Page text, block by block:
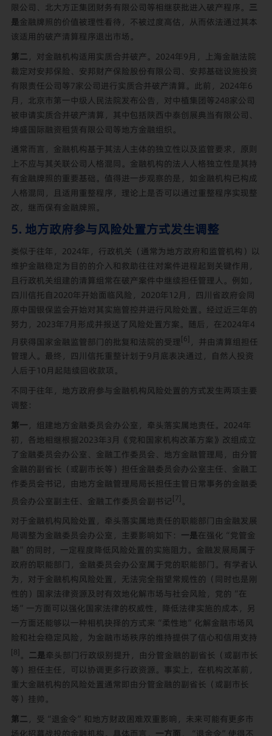
限公司、北大方正集团财务有限公司等相继获批进入破产程序。 三
是金融牌照的价值被理性看待，不被过度高估，从而依法通过其本
该适用的破产清算程序退出市场。
第二 ，对金融机构适用实质合并破产。2024年9月，上海金融法院
裁定对安邦保险、安邦财产保险股份有限公司、安邦基础设施投资
有限责任公司等7家公司进行实质合并破产清算。此前，2024年6
月，北京市第一中级人民法院发布公告，对中植集团等248家公司
被申请实质合并破产清算， 其中包括陕西中泰创展典当有限公司、
坤盛国际融资租赁有限公司等地方金融组织。
通常而言，金融机构基于其法人主体的独立性以及监管要求，原则
上不应与其关联公司人格混同。金融机构的法人人格独立性是其持
有金融牌照的重要基础。值得进一步观察的是，如金融机构已构成
人格混同，且适用重整程序，理论上是否可以通过重整程序实现整
改，继而保有金融牌照。
5. 地方政府参与风险处置方式发生调整
类似于往年，2024年，行政机关（通常为地方政府和监管机构）以
维护金融稳定为目的的介入和救助往往对案件进程起到关键作用，
且行政机关组建的清算组常在破产案件中继续担任管理人。例如，
四川信托自2020年开始面临风险，2020年12月，四川省政府会同
原中国银保监会开始对其实施管控并进行风险处置。经过近三年的
努力，2023年7月形成并报送了风险处置方案。随后，在2024年4
月获得国家金融监管部门的批复和法院的受理[6] ，并由清算组担任
管理人。最终，四川信托重整计划于9月底表决通过，自然人投资
人后于10月起陆续回收款项。
不同于往年，地方政府参与金融机构风险处置的方式发生两项主要
调整：
第一 ，组建地方金融委员会办公室，牵头落实属地责任。2024年
初，各地相继根据2023年3月《党和国家机构改革方案》改组成立
了金融委员会办公室、金融工作委员会、地方金融管理局，由分管
金融的副省长（或副市长等）担任金融委员会办公室主任、金融工
作委员会书记，由地方金融管理局局长担任主管日常事务的金融委
员会办公室副主任、金融工作委员会副书记[7] 。
对于金融机构风险处置，牵头落实属地责任的职能部门由金融发展
局调整为金融委员会办公室，主要影响如下： 一是在强化“党管金
融”的同时，一定程度降低风险处置的实施阻力。金融发展局属于
政府的职能部门，金融委员会办公室属于党的职能部门。有学者认
为，对于金融机构风险处置，无法完全指望常规性的（同时也是刚
性的）国家法律资源及时有效地化解市场与社会风险，党的“在
场”一方面可以强化国家法律的权威性，降低法律实施的成本，另
一方面还能够以一种相机抉择的方式来“柔性地”化解金融市场风
险和社会稳定风险，为金融市场秩序的维持提供了信心和信用支持
[8] 。 二是牵头部门行政级别提升，由分管金融的副省长（或副市长
等）担任主任，可以协调更多行政资源。事实上，在机构改革前，
重大金融机构的风险处置通常即由分管金融的副省长（或副市长
等）挂帅。
第二 ，受“退金令”和地方财政困难双重影响，未来可能有更多市
场化招募战投的金融机构。具体而言， 一方面 ，“退金令”使得不